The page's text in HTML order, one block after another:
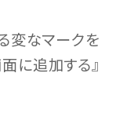
なマークを
に追加する』